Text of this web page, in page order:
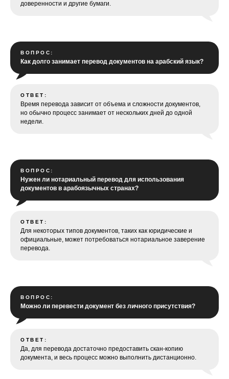
доверенности и другие бумаги.
ВОПРОС:
Как долго занимает перевод документов на арабский язык?
ОТВЕТ:
Время перевода зависит от объема и сложности документов,
но обычно процесс занимает от нескольких дней до одной
недели.
ВОПРОС:
Нужен ли нотариальный перевод для использования
документов в арабоязычных странах?
ОТВЕТ:
Для некоторых типов документов, таких как юридические и
официальные, может потребоваться нотариальное заверение
перевода.
ВОПРОС:
Можно ли перевести документ без личного присутствия?
ОТВЕТ:
Да, для перевода достаточно предоставить скан-копию
документа, и весь процесс можно выполнить дистанционно.